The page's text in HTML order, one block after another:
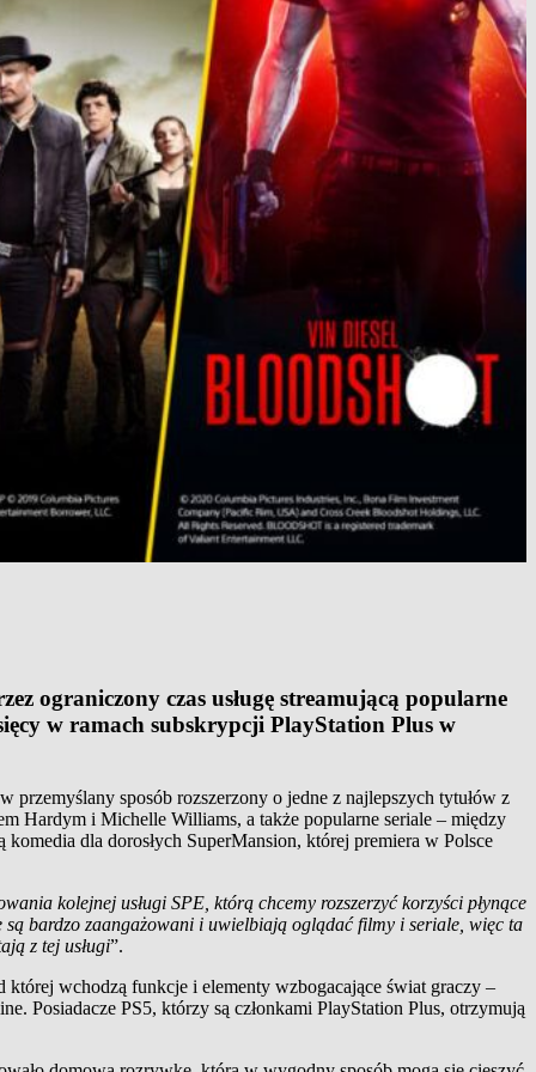
ograniczony czas usługę streamującą popularne
w ramach subskrypcji PlayStation Plus w
sposób rozszerzony o jedne z najlepszych tytułów z
Hardym i Michelle Williams, a także popularne seriale – między
dla dorosłych SuperMansion, której premiera w Polsce
kolejnej usługi SPE, którą chcemy rozszerzyć korzyści płynące
bardzo zaangażowani i uwielbiają oglądać filmy i seriale, więc ta
z tej usługi”.
wchodzą funkcje i elementy wzbogacające świat graczy –
Posiadacze PS5, którzy są członkami PlayStation Plus, otrzymują